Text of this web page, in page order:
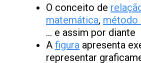
O conceito de
matemática, método
… e assim por diante
A figura apresenta
representar